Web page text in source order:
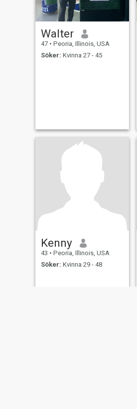
Walter
47 • Peoria, Illinois, USA
Söker: Kvinna 27 - 45
Kenny
43 • Peoria, Illinois, USA
Söker: Kvinna 29 - 48